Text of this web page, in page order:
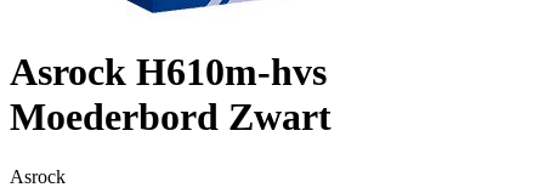
Asrock H610m-hvs
Moederbord Zwart
Asrock